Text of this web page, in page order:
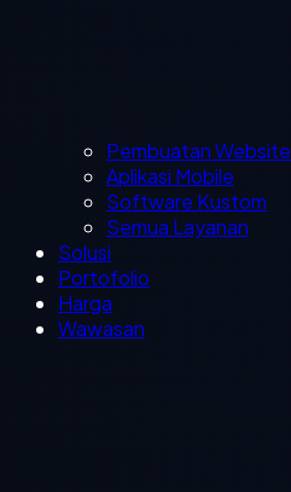
Pembuatan Website
Aplikasi Mobile
Software Kustom
Semua Layanan
Solusi
Portofolio
Harga
Wawasan